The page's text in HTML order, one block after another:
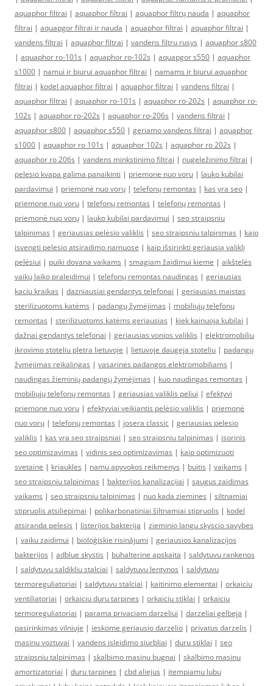
aquaphor filtrai | aquaphor filtrai | aquaphor filtrų nauda | aquaphor
filtrai | aquapgor filtrai ir nauda | aquaphor filtrai | aquaphor filtrai |
vandens filtrai | aquaphor filtrai | vandens filtru rusys | aquaphor s800
| aquaphor ro-101s | aquaphor ro-102s | aquapgor s550 | aquaphor
s1000 | namui ir biurui aquaphor filtrai | namams ir biurui aquaphor
filtrai | kodel aquaphor filtrai | aquaphor filtrai | vandens filtrai |
aquaphor filtrai | aquaphor ro-101s | aquaphor ro-202s | aquaphor ro-
102s | aquaphor ro-202s | aquaphor ro-206s | vandens filtrai |
aquaphor s800 | aquaphor s550 | geriamo vandens filtrai | aquaphor
s1000 | aquaphor ro 101s | aquaphor 102s | aquaphor ro 202s |
aquaphor ro 206s | vandens minkstinimo filtrai | nugeležinimo filtrai |
pelesio kvapa galima panaikinti | priemone nuo voru | lauko kubilai
pardavimui | priemonė nuo vorų | telefonų remontas | kas yra seo |
priemone nuo voru | telefonų remontas | telefonų remontas |
priemonė nuo vorų | lauko kubilai pardavimui | seo straipsniu
talpinimas | geriausias pelėsio valiklis | seo straipsniu talpinimas | kaip
isvengti pelesio atsiradimo namuose | kaip išsirinkti geriausią valiklį
pelėsiui | puiki dovana vaikams | smagiam žaidimui kieme | aikštelės
vaikų laiko praleidimui | telefonų remontas naudingas | geriausias
kaciu kraikas | dazniausiai gendantys telefonai | geriausias maistas
sterilizuotoms katėms | padangų žymėjimas | mobiliųjų telefonų
remontas | sterilizuotoms katėms geriausias | kiek kainuoja kubilai |
dažnai gendantys telefonai | geriausias vonios valiklis | elektromobiliu
ikrovimo stoteliu pletra lietuvoje | lietuvoje daugeja stoteliu | padangų
žymėjimas reikalingas | vasarinės padangos elektromobiliams |
naudingas žieminių padangų žymėjimas | kuo naudingas remontas |
mobiliųjų telefonų remontas | geriausias valiklis peliui | efektyvi
priemone nuo voru | efektyviai veikiantis pelėsio valiklis | priemonė
nuo vorų | telefonų remontas | josera classic | geriausias pelesio
valiklis | kas yra seo straipsniai | seo straipsniu talpinimas | isorinis
seo optimizavimas | vidinis seo optimizavimas | kaip optimizuoti
svetaine | kriaukles | namu apyvokos reikmenys | buitis | vaikams |
seo straipsniu talpinimas | bakterijos kanalizacijai | saugus zaidimas
vaikams | seo straipsniu talpinimas | nuo kada ziemines | siltnamiai
stipruolis atsiliepimai | polikarbonatiniai šiltnamiai stipruolis | kodel
atsiranda pelesis | listerijos bakterija | zieminio langu skyscio savybes
| vaiku zaidimui | bioloģiskie risinājumi | geriausios kanalizacijos
bakterijos | adblue skystis | buhalterine apskaita | saldytuvu rankenos
| saldytuvu saldikliu stalciai | saldytuvu lentynos | saldytuvu
termoreguliatoriai | saldytuvu stalciai | kaitinimo elementai | orkaiciu
ventiliatoriai | orkaiciu duru tarpines | orkaiciu stiklai | orkaiciu
termoreguliatoriai | parama privaciam darzeliui | darzeliai gelbeja |
pasirinkimas vilniuje | ieskome geriausio darzelio | privatus darzelis |
masinu voztuvai | vandens isleidimo siurbliai | duru stiklai | seo
straipsniu talpinimas | skalbimo masinu bugnai | skalbimo masinu
amortizatoriai | duru tarpines | cbd aliejus | itempiamu lubu